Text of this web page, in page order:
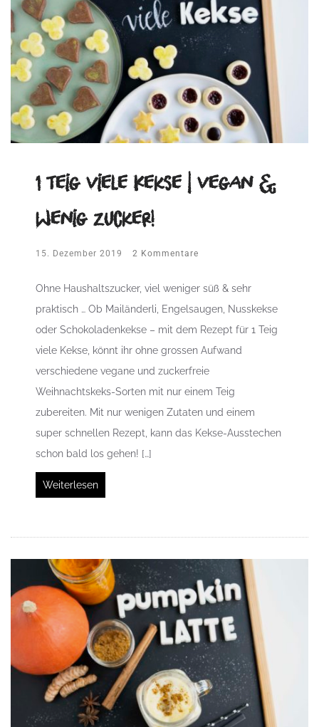
1 Teig viele Kekse | vegan &
wenig Zucker!
15. Dezember 2019 2 Kommentare
Ohne Haushaltszucker, viel weniger süß & sehr
praktisch … Ob Mailänderli, Engelsaugen, Nusskekse
oder Schokoladenkekse – mit dem Rezept für 1 Teig
viele Kekse, könnt ihr ohne grossen Aufwand
verschiedene vegane und zuckerfreie
Weihnachtskeks-Sorten mit nur einem Teig
zubereiten. Mit nur wenigen Zutaten und einem
super schnellen Rezept, kann das Kekse-Ausstechen
schon bald los gehen! […]
Weiterlesen